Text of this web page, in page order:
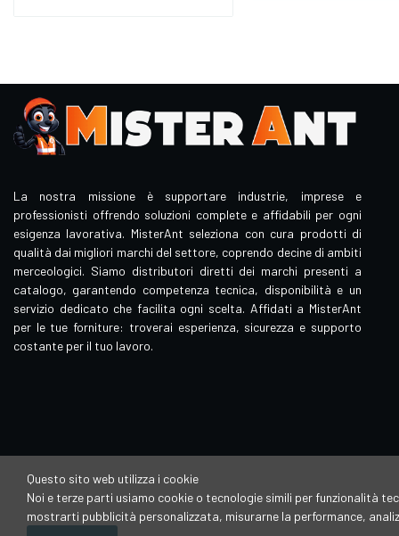
La nostra missione è supportare industrie, imprese e
professionisti offrendo soluzioni complete e affidabili per ogni
esigenza lavorativa. MisterAnt seleziona con cura prodotti di
qualità dai migliori marchi del settore, coprendo decine di ambiti
merceologici. Siamo distributori diretti dei marchi presenti a
catalogo, garantendo competenza tecnica, disponibilità e un
servizio dedicato che facilita ogni scelta. Affidati a MisterAnt
per le tue forniture: troverai esperienza, sicurezza e supporto
costante per il tuo lavoro.
Mister Ant è un brand di proprietà della
Vincenzo Megna Sas di Megna Vincenzo & C
Questo sito web utilizza i cookie
Noi e terze parti usiamo cookie o tecnologie simili per funzionalità
mostrarti pubblicità personalizzata, misurarne la performance,